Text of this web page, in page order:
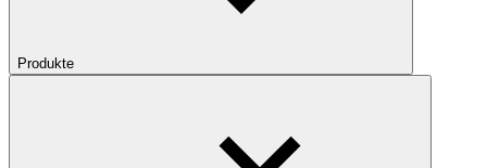
Produkte